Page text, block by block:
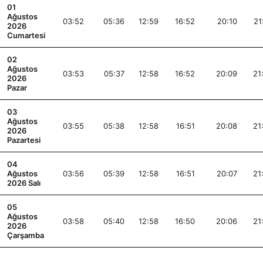
01
Ağustos
2026
Cumartesi
03:52 05:36 12:59 16:52 20:10
02
Ağustos
2026
Pazar
03:53 05:37 12:58 16:52 20:09
03
Ağustos
2026
Pazartesi
03:55 05:38 12:58 16:51 20:08
04
Ağustos
2026 Salı
03:56 05:39 12:58 16:51 20:07
05
Ağustos
2026
Çarşamba
03:58 05:40 12:58 16:50 20:06